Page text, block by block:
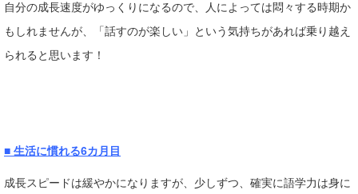
自分の成長速度がゆっくりになるので、人によっては悶々する時期か
もしれませんが、「話すのが楽しい」という気持ちがあれば乗り越え
られると思います！
■ 生活に慣れる6カ月目
成長スピードは緩やかになりますが、少しずつ、確実に語学力は身に